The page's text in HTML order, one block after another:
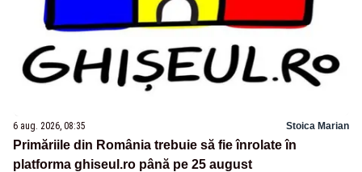
6 aug. 2026, 08:35 Stoica Marian
Primăriile din România trebuie să fie înrolate în
platforma ghiseul.ro până pe 25 august